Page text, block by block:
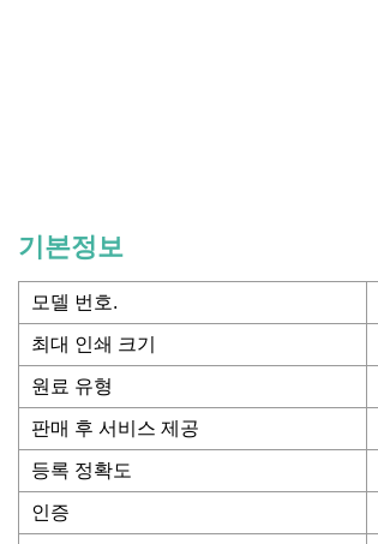
기본정보
모델 번호.
최대 인쇄 크기
원료 유형
판매 후 서비스 제공
등록 정확도
인증